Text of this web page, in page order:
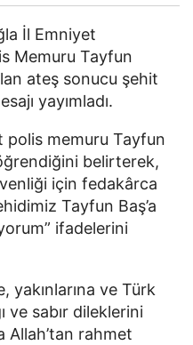
İl Emniyet
Memuru Tayfun
ateş sonucu şehit
yayımladı.
polis memuru Tayfun
belirterek,
için fedakârca
Tayfun Baş’a
ifadelerini
yakınlarına ve Türk
ve sabır dileklerini
Allah’tan rahmet